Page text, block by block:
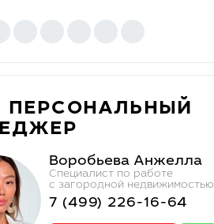
ПЕРСОНАЛЬНЫЙ
Воробьева Анжелла
Специалист по работе
с загородной недвижимостью
7 (499) 226-16-64